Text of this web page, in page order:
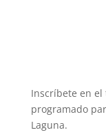
Inscríbete en
programado
Laguna.